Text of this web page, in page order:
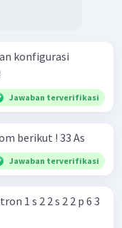
konfigurasi
Jawaban terverifikasi
Tuliskan Konfigurasi elektron dari atom berikut ! 33 As
Jawaban terverifikasi
1 s 2 2 s 2 2 p 6 3